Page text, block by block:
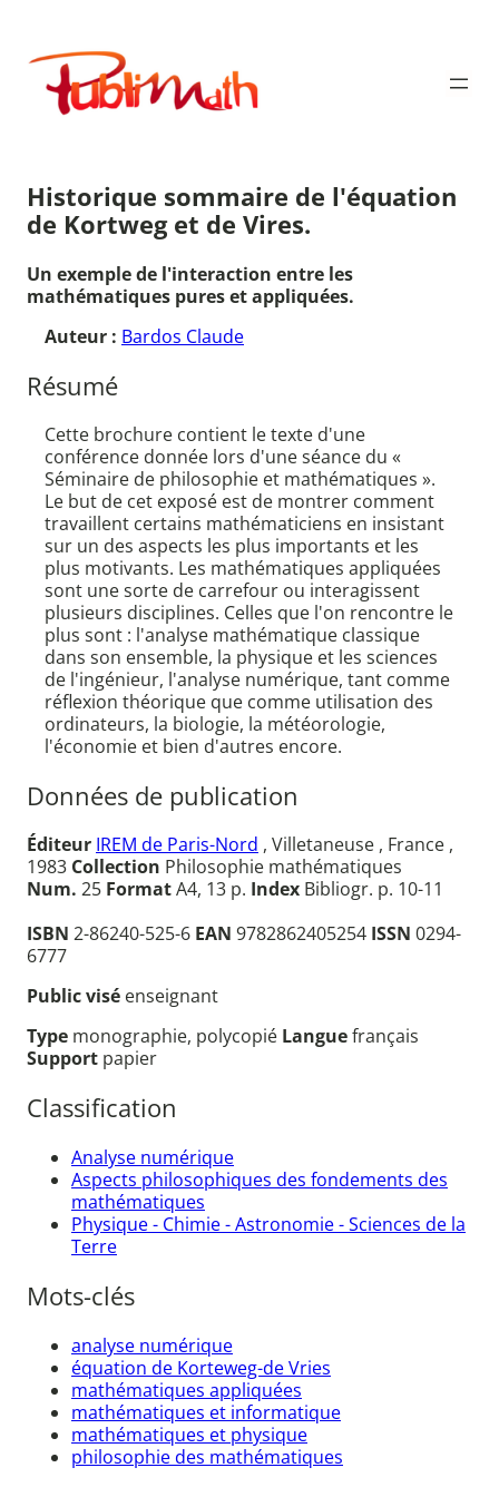
contenu
Publimath
Historique sommaire de l'équation
de Kortweg et de Vires.
Un exemple de l'interaction entre les
mathématiques pures et appliquées.
Auteur : Bardos Claude
Résumé
Cette brochure contient le texte d'une
conférence donnée lors d'une séance du «
Séminaire de philosophie et mathématiques ».
Le but de cet exposé est de montrer comment
travaillent certains mathématiciens en insistant
sur un des aspects les plus importants et les
plus motivants. Les mathématiques appliquées
sont une sorte de carrefour ou interagissent
plusieurs disciplines. Celles que l'on rencontre le
plus sont : l'analyse mathématique classique
dans son ensemble, la physique et les sciences
de l'ingénieur, l'analyse numérique, tant comme
réflexion théorique que comme utilisation des
ordinateurs, la biologie, la météorologie,
l'économie et bien d'autres encore.
Données de publication
Éditeur IREM de Paris-Nord , Villetaneuse , France ,
1983 Collection Philosophie mathématiques
Num. 25 FormatA4, 13 p. Index Bibliogr. p. 10-11
ISBN 2-86240-525-6 EAN 9782862405254 ISSN 0294-
6777
Public visé enseignant
Type monographie, polycopié Languefrançais
Support papier
Classification
Analyse numérique
Aspects philosophiques des fondements des
mathématiques
Physique - Chimie - Astronomie - Sciences de la
Terre
Mots-clés
analyse numérique
équation de Korteweg-de Vries
mathématiques appliquées
mathématiques et informatique
mathématiques et physique
philosophie des mathématiques